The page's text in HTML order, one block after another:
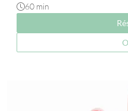
60 min